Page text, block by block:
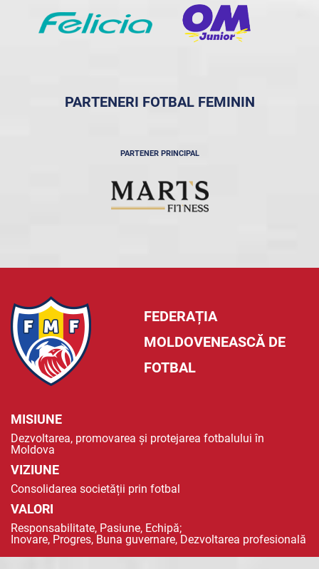
PARTENERI FOTBAL FEMININ
PARTENER PRINCIPAL
FEDERAȚIA
MOLDOVENEASCĂ DE
FOTBAL
MISIUNE
Dezvoltarea, promovarea și protejarea fotbalului în
Moldova
VIZIUNE
Consolidarea societății prin fotbal
VALORI
Responsabilitate, Pasiune, Echipă;
Inovare, Progres, Buna guvernare, Dezvoltarea profesională